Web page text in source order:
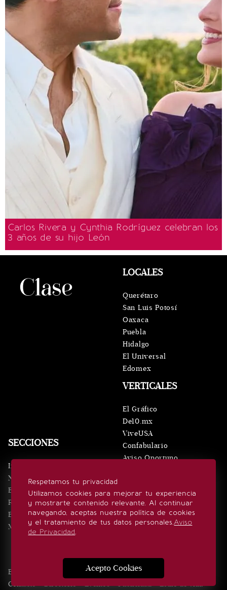
Carlos Rivera y Cynthia Rodríguez celebran los
3 años de su hijo León
Respetamos tu privacidad
Utilizamos cookies para mejorar tu experiencia
y mostrarte contenido relevante. Al continuar
navegando, aceptas nuestra política de cookies
y el tratamiento de tus datos personales.Aviso
de Privacidad.
Acepto Cookies
SECCIONES
Inicio
Noticias
Eventos
Realeza
Estilo de vida
Minuto x Minuto
VERTICALES
El Gráfico
De10.mx
ViveUSA
Confabulario
Aviso Oportuno
LOCALES
Querétaro
San Luis Potosí
Oaxaca
Puebla
Hidalgo
El Universal
Edomex
SÍGUENOS
Edición Impresa Noticias Quiénes somos
Contacto
Directorio Eventos Publicidad Estilo de vida